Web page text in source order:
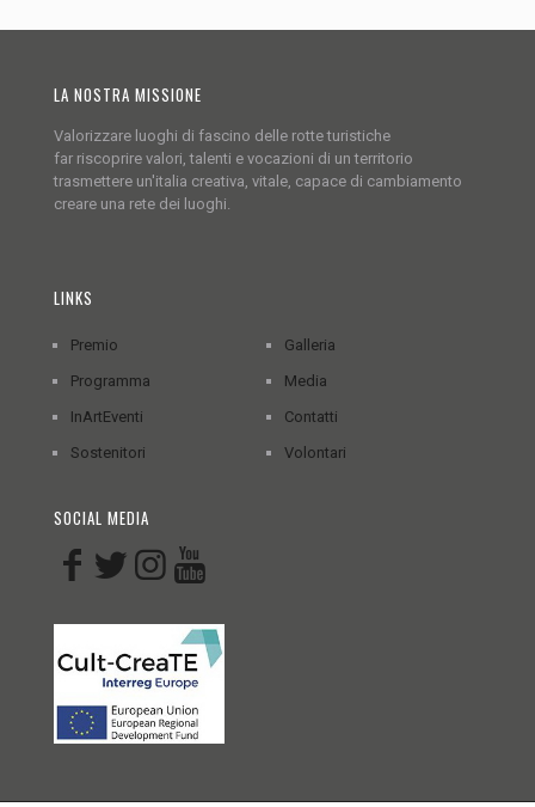
LA NOSTRA MISSIONE
Valorizzare luoghi di fascino delle rotte turistiche
far riscoprire valori, talenti e vocazioni di un territorio
trasmettere un'italia creativa, vitale, capace di cambiamento
creare una rete dei luoghi.
LINKS
Premio
Programma
InArtEventi
Sostenitori
Galleria
Media
Contatti
Volontari
SOCIAL MEDIA